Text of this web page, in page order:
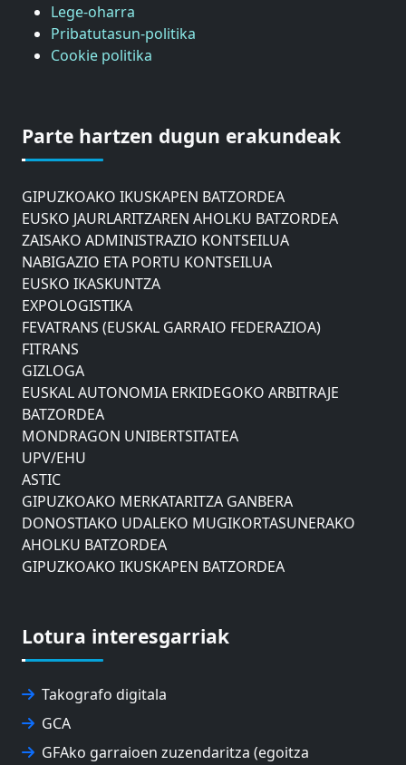
Lege-oharra
Pribatutasun-politika
Cookie politika
Parte hartzen dugun erakundeak
GIPUZKOAKO MERKATARITZA GANBERA
DONOSTIAKO UDALEKO MUGIKORTASUNERAKO
GIPUZKOAKO IKUSKAPEN BATZORDEA
EUSKO JAURLARITZAREN AHOLKU BATZORDEA
ZAISAKO ADMINISTRAZIO KONTSEILUA
NABIGAZIO ETA PORTU KONTSEILUA
EUSKO IKASKUNTZA
EXPOLOGISTIKA
FEVATRANS (EUSKAL GARRAIO FEDERAZIOA)
FITRANS
GIZLOGA
EUSKAL AUTONOMIA ERKIDEGOKO ARBITRAJE
BATZORDEA
MONDRAGON UNIBERTSITATEA
UPV/EHU
ASTIC
GIPUZKOAKO MERKATARITZA GANBERA
DONOSTIAKO UDALEKO MUGIKORTASUNERAKO
AHOLKU BATZORDEA
GIPUZKOAKO IKUSKAPEN BATZORDEA
NABIGAZIO ETA PORTU KONTSEILUA
EUSKO IKASKUNTZA
FEVATRANS (EUSKAL GARRAIO FEDERAZIOA)
FITRANS
GIZLOGA
EUSKAL AUTONOMIA ERKIDEGOKO ARBITRAJE
Lotura interesgarriak
Takografo digitala
GCA
GFAko garraioen zuzendaritza (egoitza